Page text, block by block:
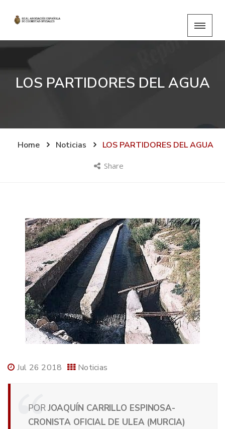
LOS PARTIDORES DEL AGUA
Home Noticias LOS PARTIDORES DEL AGUA
Share
Jul 26 2018 Noticias
PORJOAQUÍN CARRILLO ESPINOSA-
CRONISTA OFICIAL DE ULEA (MURCIA)